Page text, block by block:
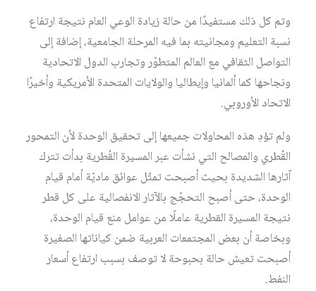
‏وتم كل ذلك مستفيدًا من حالة زيادة الوعي العام نتيجة ارتفاع
نسبة التعليم ومجانيته بما فيه المرحلة الجامعية، إضافة إلى
التواصل الثقافي مع العالم المتطوّر وتجارب الدول الاتحادية
ونجاحها كما ألمانيا وإيطاليا والولايات المتحدة الأمريكية وأخيرًا
الاتحاد الأوروبي.
ولم تؤدِ هذه المحاولات جميعها إلى تحقيق الوحدة لأن التمحور
القُطري والمصالح التي نشأت عبر المسيرة القُطرية بدأت تترك
آثارها الشديدة بحيث أصبحت تمثّل عوائق ماديّة أمام قيام
الوحدة، حتى أصبح التحجّج بالآثار الانفصالية على كل قطر
نتيجة المسيرة القطرية عاملًا من عوامل منع قيام الوحدة،
وبخاصة أن بعض المجتمعات العربية ضمن كياناتها الصغيرة
أصبحت تعيش حالة بحبوحة لا توصف بسبب ارتفاع أسعار
النفط.